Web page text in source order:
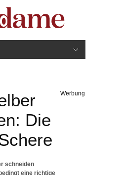
Die
Werbung
schneiden
eine richtige